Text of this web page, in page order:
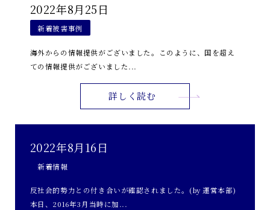
2022年8月25日
新着被害事例
海外からの情報提供がございました。このように、国を超え
ての情報提供がございました...
詳しく読む
2022年8月16日
新着情報
反社会的勢力との付き合いが確認されました。(by 運営本部)
本日、2016年3月当時に加...